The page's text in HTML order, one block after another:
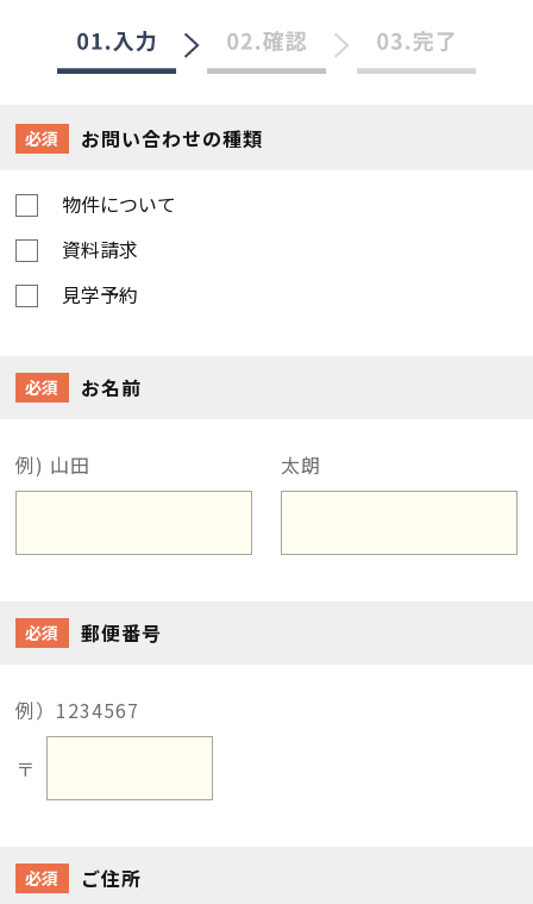
必須 お問い合わせの種類
物件について
資料請求
見学予約
必須 お名前
例) 山田 太朗
必須 郵便番号
例）1234567
〒
必須 ご住所